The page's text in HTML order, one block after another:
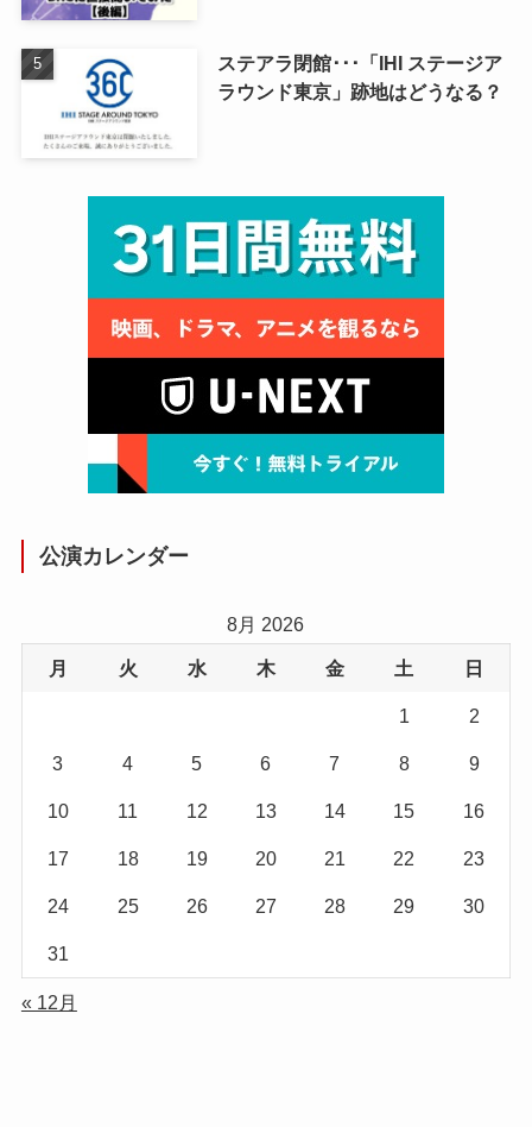
ステアラ閉館･･･「IHI ステージア
ラウンド東京」跡地はどうなる？
公演カレンダー
8月 2026
月 火 水 木 金 土 日
1 2
3 4 5 6 7 8 9
10 11 12 13 14 15 16
17 18 19 20 21 22 23
24 25 26 27 28 29 30
31
« 12月